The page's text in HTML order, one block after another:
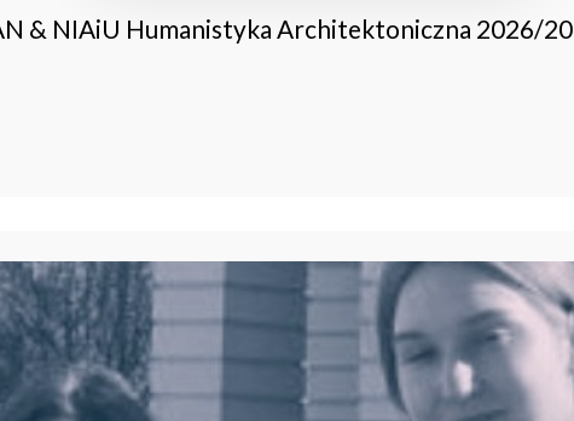
& NIAiU Humanistyka Architektoniczna 2026/